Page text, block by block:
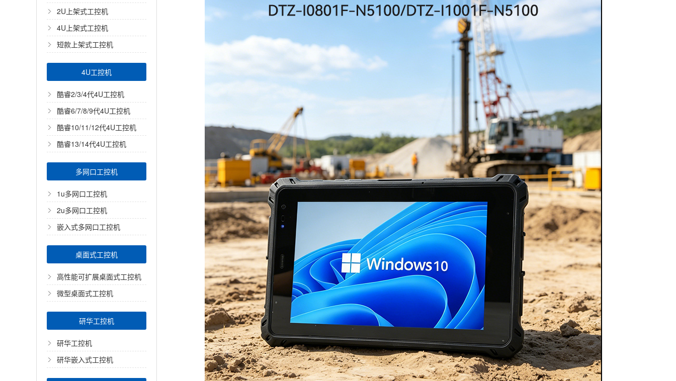
2U上架式工控机
4U上架式工控机
短款上架式工控机
4U工控机
酷睿2/3/4代4U工控机
酷睿6/7/8/9代4U工控机
酷睿10/11/12代4U工控机
酷睿13/14代4U工控机
多网口工控机
1u多网口工控机
2u多网口工控机
嵌入式多网口工控机
桌面式工控机
高性能可扩展桌面式工控机
微型桌面式工控机
研华工控机
研华工控机
研华嵌入式工控机